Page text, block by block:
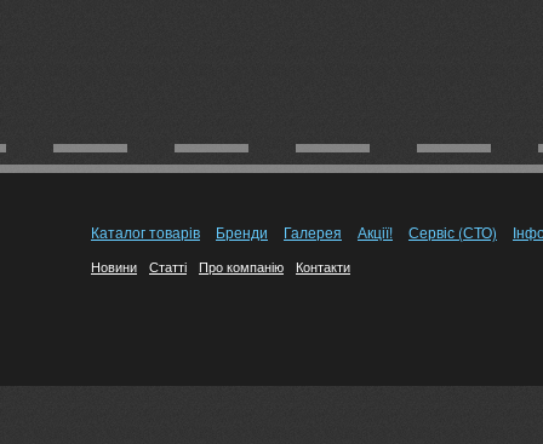
Каталог товарів Бренди Галерея Акції! Сервіс (СТО)
Новини Статті Про компанію Контакти